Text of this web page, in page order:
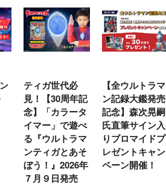
ティガ世代必
見！【30周年記
念】「カラータ
イマー」で遊べ
る『ウルトラマ
ンティガとあそ
ぼう！』2026年
７月９日発売
【全ウルトラマ
ン記録大鑑発売
記念】森次晃嗣
氏直筆サイン入
りブロマイドプ
レゼントキャン
ペーン開催！